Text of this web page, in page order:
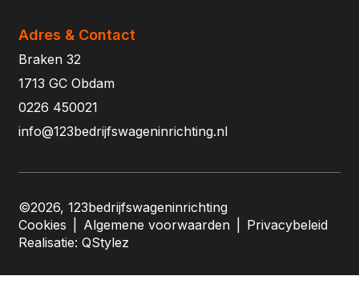
Adres & Contact
Braken 32
1713 GC Obdam
0226 450021
info@123bedrijfswageninrichting.nl
©2026, 123bedrijfswageninrichting
Cookies
Algemene voorwaarden
Privacybeleid
Realisatie: QStylez